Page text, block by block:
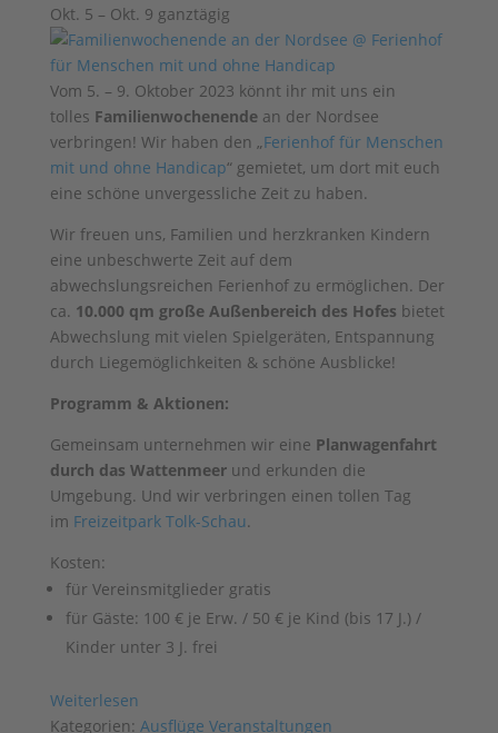
Okt. 5 – Okt. 9 ganztägig
Vom 5. – 9. Oktober 2023 könnt ihr mit uns ein
tolles Familienwochenendean der Nordsee
verbringen! Wir haben den „Ferienhof für Menschen
mit und ohne Handicap“ gemietet, um dort mit euch
eine schöne unvergessliche Zeit zu haben.
Wir freuen uns, Familien und herzkranken Kindern
eine unbeschwerte Zeit auf dem
abwechslungsreichen Ferienhof zu ermöglichen. Der
ca. 10.000 qm große Außenbereich des Hofes bietet
Abwechslung mit vielen Spielgeräten, Entspannung
durch Liegemöglichkeiten & schöne Ausblicke!
Programm & Aktionen:
Gemeinsam unternehmen wir eine Planwagenfahrt
durch das Wattenmeerund erkunden die
Umgebung. Und wir verbringen einen tollen Tag
im Freizeitpark Tolk-Schau.
Kosten:
für Vereinsmitglieder gratis
für Gäste: 100 € je Erw. / 50 € je Kind (bis 17 J.) /
Kinder unter 3 J. frei
Weiterlesen
Kategorien: Ausflüge Veranstaltungen